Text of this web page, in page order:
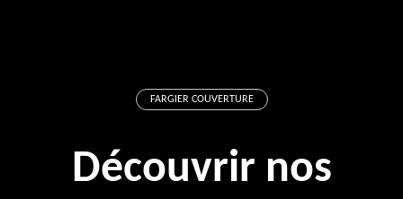
FARGIER COUVERTURE
Découvrir nos